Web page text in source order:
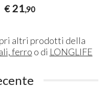
€ 21,90
altri prodotti della
ferro o di LONGLIFE